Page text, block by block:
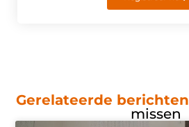
Gerelateerde berichten
missen